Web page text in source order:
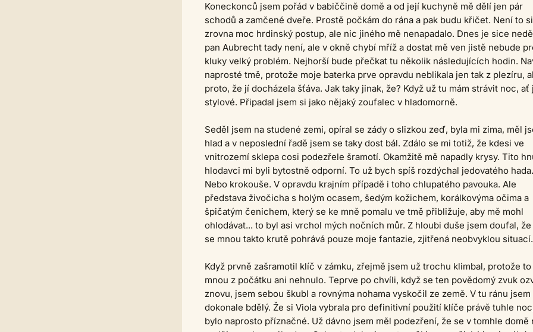
Koneckonců jsem pořád v babiččině domě a od její kuchyně mě dělí jen pár
schodů a zamčené dveře. Prostě počkám do rána a pak budu křičet. Není to
zrovna moc hrdinský postup, ale nic jiného mě nenapadalo. Dnes je sice
pan Aubrecht tady není, ale v okně chybí mříž a dostat mě ven jistě nebude
kluky velký problém. Nejhorší bude přečkat tu několik následujících hodin.
naprosté tmě, protože moje baterka prve opravdu neblikala jen tak z plezíru,
proto, že jí docházela šťáva. Jak taky jinak, že? Když už tu mám strávit noc, ať
stylové. Připadal jsem si jako nějaký zoufalec v hladomorně.
Seděl jsem na studené zemi, opíral se zády o slizkou zeď, byla mi zima, měl
hlad a v neposlední řadě jsem se taky dost bál. Zdálo se mi totiž, že kdesi ve
vnitrozemí sklepa cosi podezřele šramotí. Okamžitě mě napadly krysy. Tito
hlodavci mi byli bytostně odporní. To už bych spíš rozdýchal jedovatého hada.
Nebo krokouše. V opravdu krajním případě i toho chlupatého pavouka. Ale
představa živočicha s holým ocasem, šedým kožichem, korálkovýma očima a
špičatým čenichem, který se ke mně pomalu ve tmě přibližuje, aby mě mohl
ohlodávat... to byl asi vrchol mých nočních můr. Z hloubi duše jsem doufal,
se mnou takto krutě pohrává pouze moje fantazie, zjitřená neobvyklou situací.
Když prvně zašramotil klíč v zámku, zřejmě jsem už trochu klimbal, protože to
mnou z počátku ani nehnulo. Teprve po chvíli, když se ten povědomý zvuk
znovu, jsem sebou škubl a rovnýma nohama vyskočil ze země. V tu ránu jsem
dokonale bdělý. Že si Viola vybrala pro definitivní použití klíče právě tuhle
bylo naprosto příznačné. Už dávno jsem měl podezření, že se v tomhle domě